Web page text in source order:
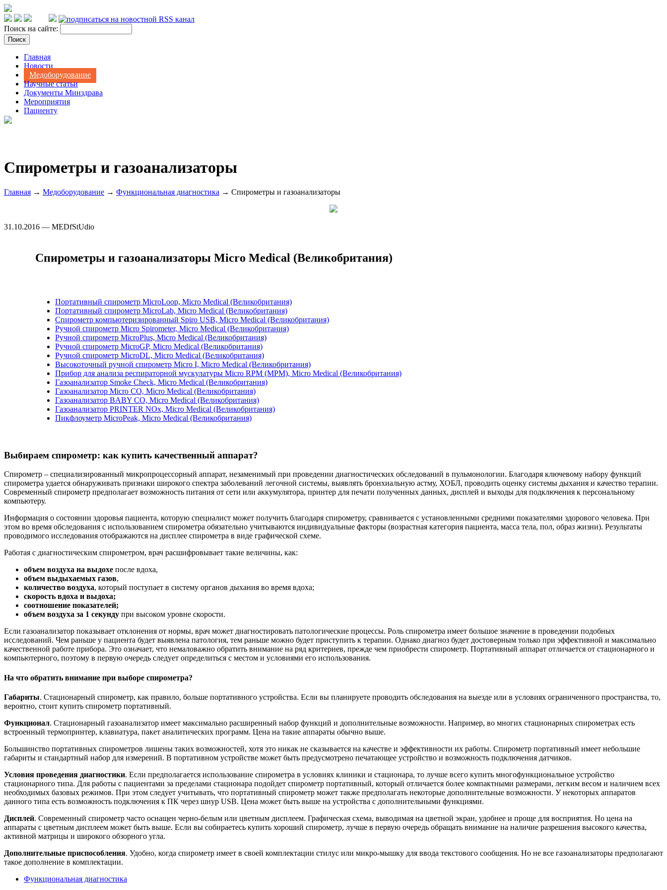
Поиск на сайте:
Главная
Новости
Медоборудование
Научные статьи
Документы Минздрава
Мероприятия
Пациенту
Спирометры и газоанализаторы
Главная → Медоборудование → Функциональная диагностика → Спирометры и газоанализаторы
31.10.2016 — MEDfStUdio
Спирометры и газоанализаторы Micro Medical (Великобритания)
Портативный спирометр MicroLoop, Micro Medical (Великобритания)
Портативный спирометр MicroLab, Micro Medical (Великобритания)
Спирометр компьютеризированный Spiro USB, Micro Medical (Великобритания)
Ручной спирометр Micro Spirometer, Micro Medical (Великобритания)
Ручной спирометр MicroPlus, Micro Medical (Великобритания)
Ручной спирометр MicroGP, Micro Medical (Великобритания)
Ручной спирометр MicroDL, Micro Medical (Великобритания)
Высокоточный ручной спирометр Micro I, Micro Medical (Великобритания)
Прибор для анализа респираторной мускулатуры Micro RPM (MPM), Micro Medical (Великобритания)
Газоанализатор Smoke Check, Micro Medical (Великобритания)
Газоанализатор Micro CO, Micro Medical (Великобритания)
Газоанализатор BABY CO, Micro Medical (Великобритания)
Газоанализатор PRINTER NOx, Micro Medical (Великобритания)
Пикфлоуметр MicroPeak, Micro Medical (Великобритания)
Выбираем спирометр: как купить качественный аппарат?
Спирометр – специализированный микропроцессорный аппарат, незаменимый при проведении диагностических обследований в пульмонологии. Благодаря ключевому набору функций
спирометра удается обнаруживать признаки широкого спектра заболеваний легочной системы, выявлять бронхиальную астму, ХОБЛ, проводить оценку системы дыхания и качество терапии.
Современный спирометр предполагает возможность питания от сети или аккумулятора, принтер для печати полученных данных, дисплей и выходы для подключения к персональному
компьютеру.
Информация о состоянии здоровья пациента, которую специалист может получить благодаря спирометру, сравнивается с установленными средними показателями здорового человека. При
этом во время обследования с использованием спирометра обязательно учитываются индивидуальные факторы (возрастная категория пациента, масса тела, пол, образ жизни). Результаты
проводимого исследования отображаются на дисплее спирометра в виде графической схеме.
Работая с диагностическим спирометром, врач расшифровывает такие величины, как:
объем воздуха на выдохе после вдоха,
объем выдыхаемых газов,
количество воздуха, который поступает в систему органов дыхания во время вдоха;
скорость вдоха и выдоха;
соотношение показателей;
объем воздуха за 1 секунду при высоком уровне скорости.
Если газоанализатор показывает отклонения от нормы, врач может диагностировать патологические процессы. Роль спирометра имеет большое значение в проведении подобных
исследований. Чем раньше у пациента будет выявлена патология, тем раньше можно будет приступить к терапии. Однако диагноз будет достоверным только при эффективной и максимально
качественной работе прибора. Это означает, что немаловажно обратить внимание на ряд критериев, прежде чем приобрести спирометр. Портативный аппарат отличается от стационарного и
компьютерного, поэтому в первую очередь следует определиться с местом и условиями его использования.
На что обратить внимание при выборе спирометра?
Габариты. Стационарный спирометр, как правило, больше портативного устройства. Если вы планируете проводить обследования на выезде или в условиях ограниченного пространства, то,
вероятно, стоит купить спирометр портативный.
Функционал. Стационарный газоанализатор имеет максимально расширенный набор функций и дополнительные возможности. Например, во многих стационарных спирометрах есть
встроенный термопринтер, клавиатура, пакет аналитических программ. Цена на такие аппараты обычно выше.
Большинство портативных спирометров лишены таких возможностей, хотя это никак не сказывается на качестве и эффективности их работы. Спирометр портативный имеет небольшие
габариты и стандартный набор для измерений. В портативном устройстве может быть предусмотрено печатающее устройство и возможность подключения датчиков.
Условия проведения диагностики. Если предполагается использование спирометра в условиях клиники и стационара, то лучше всего купить многофункциональное устройство
стационарного типа. Для работы с пациентами за пределами стационара подойдет спирометр портативный, который отличается более компактными размерами, легким весом и наличием всех
необходимых базовых режимов. При этом следует учитывать, что портативный спирометр может также предполагать некоторые дополнительные возможности. У некоторых аппаратов
данного типа есть возможность подключения к ПК через шнур USB. Цена может быть выше на устройства с дополнительными функциями.
Дисплей. Современный спирометр часто оснащен черно-белым или цветным дисплеем. Графическая схема, выводимая на цветной экран, удобнее и проще для восприятия. Но цена на
аппараты с цветным дисплеем может быть выше. Если вы собираетесь купить хороший спирометр, лучше в первую очередь обращать внимание на наличие разрешения высокого качества,
активной матрицы и широкого обзорного угла.
Дополнительные приспособления. Удобно, когда спирометр имеет в своей комплектации стилус или микро-мышку для ввода текстового сообщения. Но не все газоанализаторы предполагают
такое дополнение в комплектации.
Функциональная диагностика